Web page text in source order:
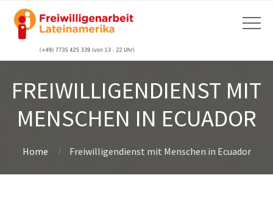
FREIWILLIGENDIENST MIT
MENSCHEN IN ECUADOR
Home Freiwilligendienst mit Menschen in Ecuador